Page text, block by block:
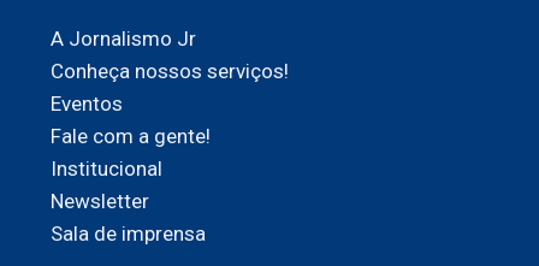
A Jornalismo Jr
Conheça nossos serviços!
Eventos
Fale com a gente!
Institucional
Newsletter
Sala de imprensa